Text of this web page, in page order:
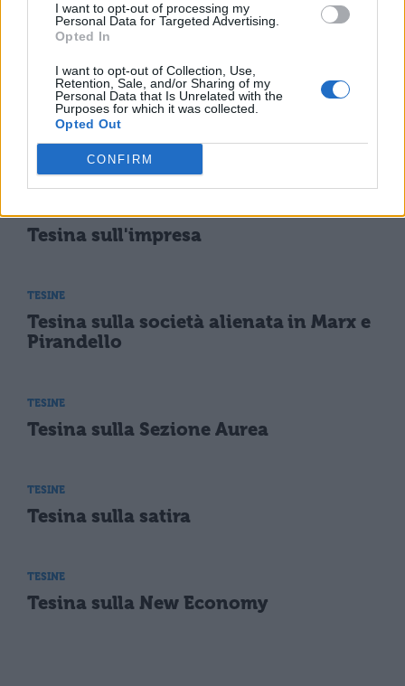
I want to opt-out of processing my
Personal Data for Targeted Advertising.
Opted In
I want to opt-out of Collection, Use,
Retention, Sale, and/or Sharing of my
Personal Data that Is Unrelated with the
Purposes for which it was collected.
Opted Out
CONFIRM
TESINE
Tesina sulla Relatività
TESINE
Tesina sull'irrazionalismo
novecentesco
Tesina sull'impresa
TESINE
Tesina sulla società alienata in Marx e
Pirandello
TESINE
Tesina sulla Sezione Aurea
TESINE
Tesina sulla satira
TESINE
Tesina sulla New Economy